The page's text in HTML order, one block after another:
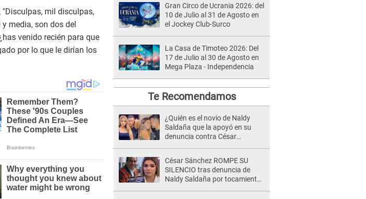
"Disculpas, mil disculpas,
media, son dos del
venido recién para que
por lo que le dirían los
Gran Circo de Ucrania 2026: del
10 de Julio al 31 de Agosto en
el Jockey Club-Surco
La Casa de Timoteo 2026: Del
17 de Julio al 30 de Agosto en
Mega Plaza - Independencia
Te Recomendamos
¿Quién es el novio de Naldy
Saldaña que la apoyó en su
denuncia contra César
César Sánchez ROMPE SU
SILENCIO tras denuncia de
Naldy Saldaña por tocamientos